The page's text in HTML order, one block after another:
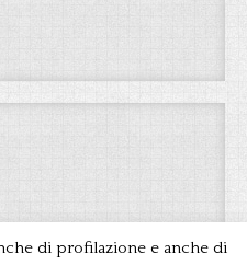
di profilazione e anche di